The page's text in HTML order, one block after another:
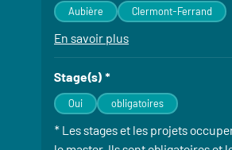
Aubière Clermont-Ferrand
En savoir plus
Stage(s) *
Oui obligatoires
* Les stages et les projets